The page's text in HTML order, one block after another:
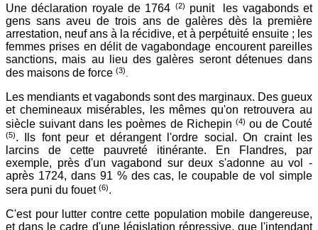
Une déclaration royale de 1764 (2)
punit les vagabonds et
gens sans aveude trois ans de galèresdès la première
arrestation, neuf ans à la récidive, et à perpétuité ensuite ; les
femmes prises en délit de vagabondage encourent pareilles
sanctions, mais au lieu des galères seront détenues dans
des maisons de force (3).
Les mendiants et vagabonds sont des marginaux. Des gueux
et chemineaux misérables, les mêmes qu'on retrouvera au
siècle suivant dans les poèmes de Richepin (4) ou de Couté
(5). Ils font peur et dérangent l'ordre social. On craint les
larcins de cette pauvreté itinérante. En Flandres, par
exemple, près d'un vagabond sur deux s'adonne au vol -
après 1724, dans 91 % des cas, le coupable de vol simple
sera puni du fouet (6).
C'est pour lutter contre cette population mobile dangereuse,
et dans le cadre d'une législation répressive, que l'intendant